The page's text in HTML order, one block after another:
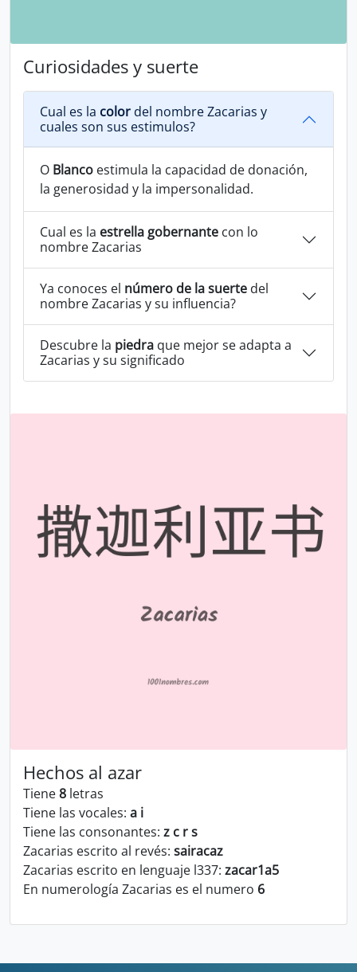
Curiosidades y suerte
Cual es la color del nombre Zacarias y
cuales son sus estimulos?
O Blanco estimula la capacidad de donación,
la generosidad y la impersonalidad.
Cual es la estrella gobernante con lo
nombre Zacarias
Ya conoces el número de la suerte del
nombre Zacarias y su influencia?
Descubre la piedra que mejor se adapta a
Zacarias y su significado
Hechos al azar
Tiene8 letras
Tiene las vocales: a i
Tiene las consonantes: z c r s
Zacarias escrito al revés: sairacaz
Zacarias escrito en lenguaje l337: zacar1a5
En numerología Zacarias es el numero 6